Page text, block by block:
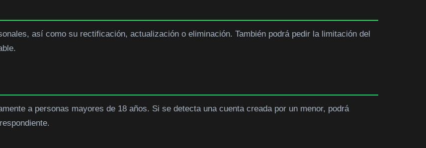
así como su rectificación, actualización o eliminación. También podrá pedir la limitación del
a personas mayores de 18 años. Si se detecta una cuenta creada por un menor, podrá